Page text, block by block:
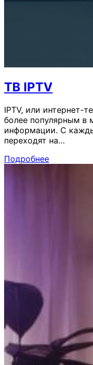
ТВ IPTV
IPTV, или интернет-
более популярным в
информации. С
переходят на…
Подробнее